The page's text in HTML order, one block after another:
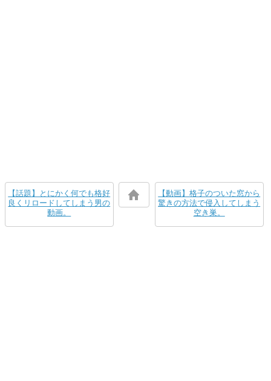
【話題】とにかく何でも格好
良くリロードしてしまう男の
動画。
【動画】格子のついた窓から
驚きの方法で侵入してしまう
空き巣。